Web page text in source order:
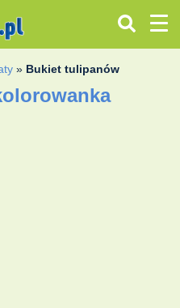
» Bukiet tulipanów